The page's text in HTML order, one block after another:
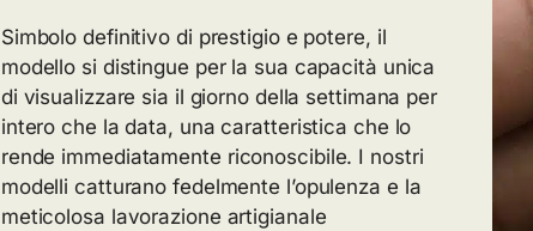
Simbolo definitivo di prestigio e potere, il
modello si distingue per la sua capacità unica
di visualizzare sia il giorno della settimana per
intero che la data, una caratteristica che lo
rende immediatamente riconoscibile. I nostri
modelli catturano fedelmente l’opulenza e la
meticolosa lavorazione artigianale